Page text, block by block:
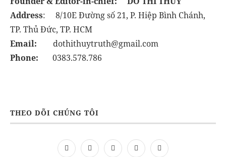
Address: 8/10E Đường số 21, P. Hiệp Bình Chánh,
TP. Thủ Đức, TP. HCM
Email: dothithuytruth@gmail.com
Phone: 0383.578.786
THEO DÕI CHÚNG TÔI